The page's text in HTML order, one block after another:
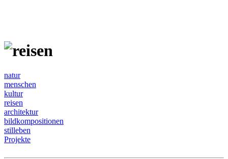
natur
menschen
kultur
reisen
architektur
bildkompositionen
stilleben
Projekte